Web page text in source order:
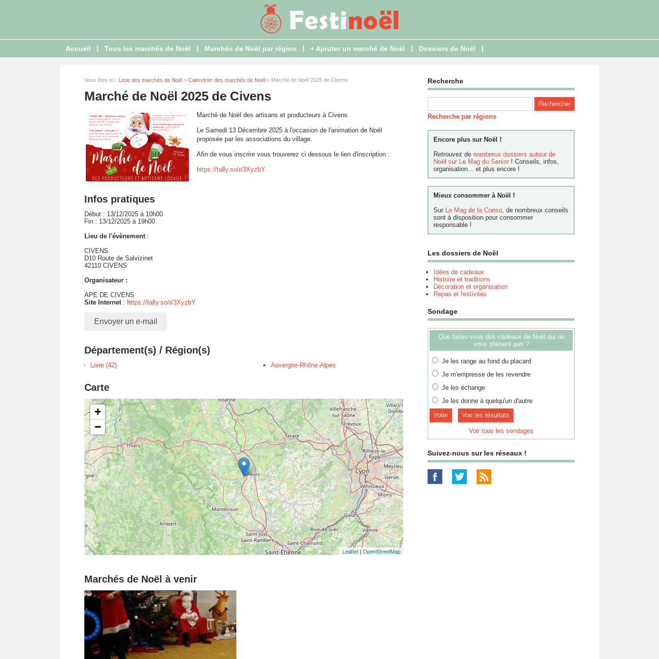
Accueil | Tous les marchés de Noël | Marchés de Noël par région | + Ajouter un marché de Noël | Dossiers de Noël |
Vous êtes ici : Liste des marchés de Noël > Calendrier des marchés de Noël > Marché de Noël 2025 de Civens
Marché de Noël 2025 de Civens
Marché de Noël des artisans et producteurs à Civens
Le Samedi 13 Décembre 2025 à l'occasion de l'animation de Noël
proposée par les associations du village.
Afin de vous inscrire vous trouverez ci dessous le lien d'inscription :
https://tally.so/r/3XyzbY
Infos pratiques
Début : 13/12/2025 à 10h00
Fin : 13/12/2025 à 19h00
Lieu de l'évènement:
CIVENS
D10 Route de Salvizinet
42110 CIVENS
Organisateur :
APE DE CIVENS
Site Internet: https://tally.so/r/3XyzbY
Envoyer un e-mail
Département(s) / Région(s)
Loire (42) Auvergne-Rhône-Alpes
Carte
+
−
Leaflet|OpenStreetMap
Marchés de Noël à venir
Recherche
Recherche par régions
Encore plus sur Noël !
Retrouvez de nombreux dossiers autour de
Noël sur Le Mag du Senior ! Conseils, infos,
organisation... et plus encore !
Mieux consommer à Noël !
Sur Le Mag de la Conso, de nombreux conseils
sont à disposition pour consommer
responsable !
Les dossiers de Noël
Idées de cadeaux
Histoire et traditions
Décoration et organisation
Repas et festivités
Sondage
Que faites-vous des cadeaux de Noël qui ne
vous plaisent pas ?
Je les range au fond du placard
Je m'empresse de les revendre
Je les échange
Je les donne à quelqu'un d'autre
Voir les résultats
Voir tous les sondages
Suivez-nous sur les réseaux !